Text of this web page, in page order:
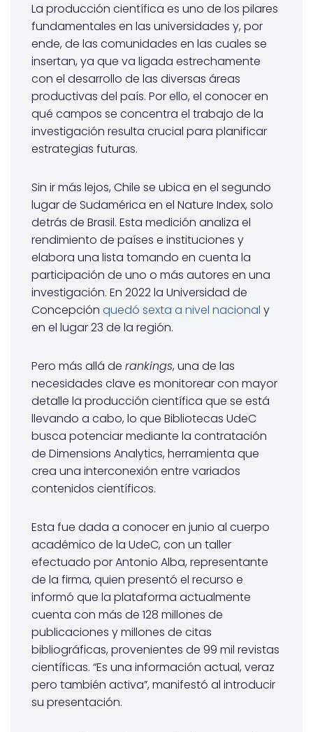
La producción científica es uno de los pilares
fundamentales en las universidades y, por
ende, de las comunidades en las cuales se
insertan, ya que va ligada estrechamente
con el desarrollo de las diversas áreas
productivas del país. Por ello, el conocer en
qué campos se concentra el trabajo de la
investigación resulta crucial para planificar
estrategias futuras.
Sin ir más lejos, Chile se ubica en el segundo
lugar de Sudamérica en el Nature Index, solo
detrás de Brasil. Esta medición analiza el
rendimiento de países e instituciones y
elabora una lista tomando en cuenta la
participación de uno o más autores en una
investigación. En 2022 la Universidad de
Concepción quedó sexta a nivel nacional y
en el lugar 23 de la región.
Pero más allá de rankings, una de las
necesidades clave es monitorear con mayor
detalle la producción científica que se está
llevando a cabo, lo que Bibliotecas UdeC
busca potenciar mediante la contratación
de Dimensions Analytics, herramienta que
crea una interconexión entre variados
contenidos científicos.
Esta fue dada a conocer en junio al cuerpo
académico de la UdeC, con un taller
efectuado por Antonio Alba, representante
de la firma, quien presentó el recurso e
informó que la plataforma actualmente
cuenta con más de 128 millones de
publicaciones y millones de citas
bibliográficas, provenientes de 99 mil revistas
científicas. “Es una información actual, veraz
pero también activa”, manifestó al introducir
su presentación.